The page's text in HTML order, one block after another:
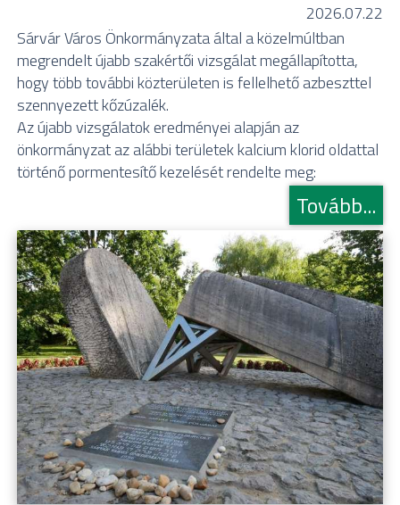
2026.07.22
Sárvár Város Önkormányzata által a közelmúltban
megrendelt újabb szakértői vizsgálat megállapította,
hogy több további közterületen is fellelhető azbeszttel
szennyezett kőzúzalék.
Az újabb vizsgálatok eredményei alapján az
önkormányzat az alábbi területek kalcium klorid oldattal
történő pormentesítő kezelését rendelte meg:
Tovább...